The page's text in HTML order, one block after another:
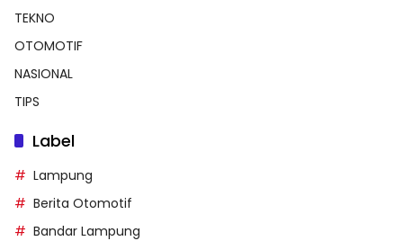
TEKNO
OTOMOTIF
NASIONAL
TIPS
Label
Lampung
Berita Otomotif
Bandar Lampung